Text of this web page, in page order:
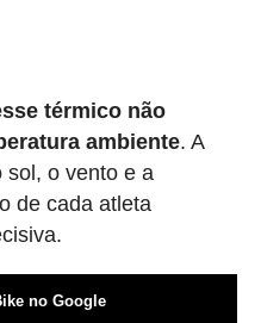
térmico não
ambiente. A
sol, o vento e a
de cada atleta
no Google